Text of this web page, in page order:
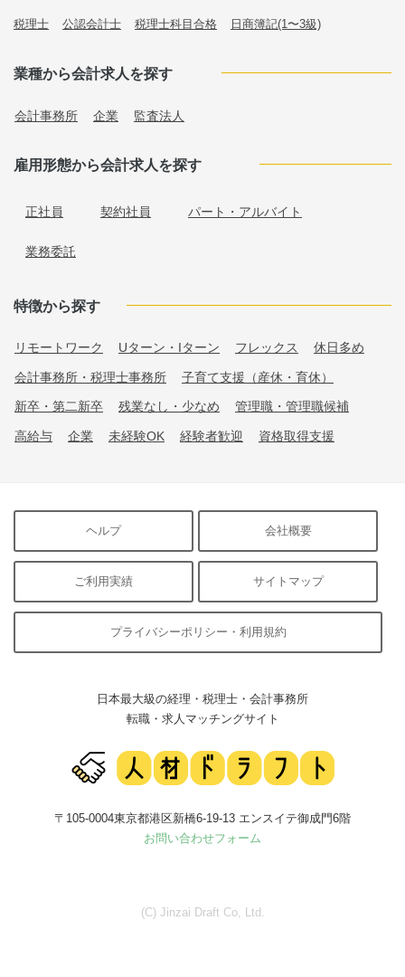
税理士 公認会計士 税理士科目合格 日商簿記(1〜3級)
業種から会計求人を探す
会計事務所 企業 監査法人
雇用形態から会計求人を探す
正社員 契約社員 パート・アルバイト
業務委託
特徴から探す
リモートワーク Uターン・Iターン フレックス 休日多め
会計事務所・税理士事務所 子育て支援（産休・育休）
新卒・第二新卒 残業なし・少なめ 管理職・管理職候補
高給与 企業 未経験OK 経験者歓迎 資格取得支援
ヘルプ 会社概要
ご利用実績 サイトマップ
プライバシーポリシー・利用規約
日本最大級の経理・税理士・会計事務所
転職・求人マッチングサイト
〒105-0004東京都港区新橋6-19-13 エンスイテ御成門6階
お問い合わせフォーム
(C) Jinzai Draft Co, Ltd.